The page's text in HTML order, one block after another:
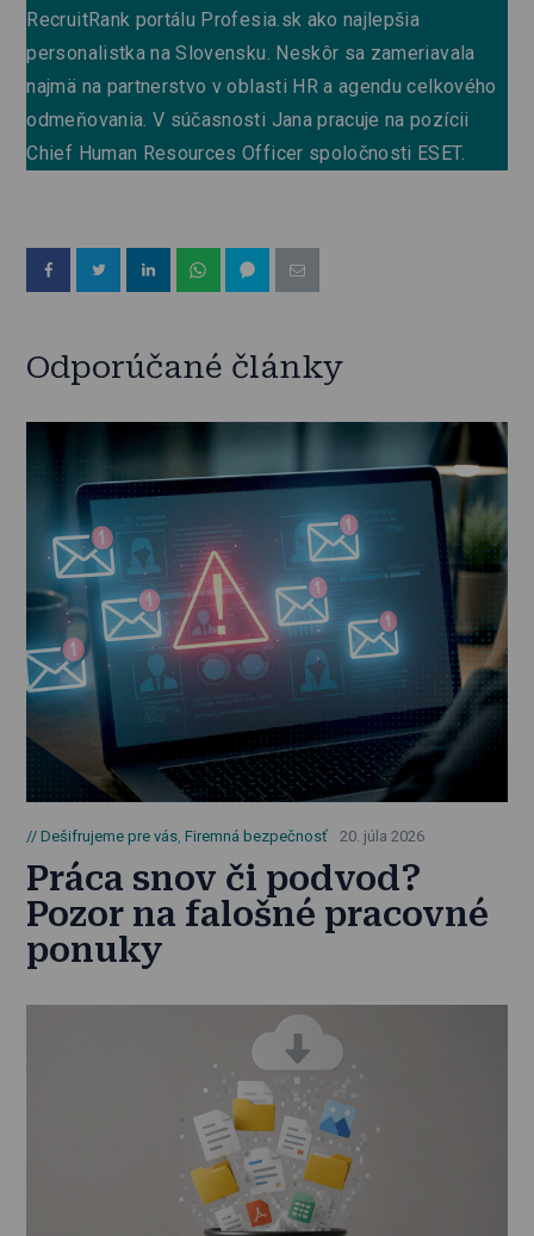
RecruitRank portálu Profesia.sk ako najlepšia
personalistka na Slovensku. Neskôr sa zameriavala
najmä na partnerstvo v oblasti HR a agendu celkového
odmeňovania. V súčasnosti Jana pracuje na pozícii
Chief Human Resources Officer spoločnosti ESET.
Odporúčané články
Dešifrujeme pre vás ,Firemná bezpečnosť 20. júla 2026
Práca snov či podvod?
Pozor na falošné pracovné
ponuky